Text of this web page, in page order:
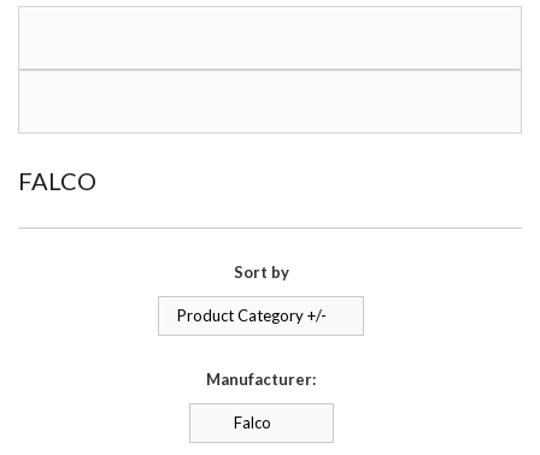
FALCO
Sort by
Product Category +/-
Manufacturer:
Falco